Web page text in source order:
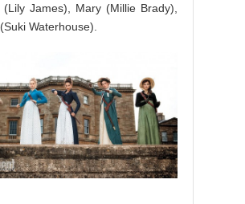
(Lily James), Mary (Millie Brady),
Waterhouse).